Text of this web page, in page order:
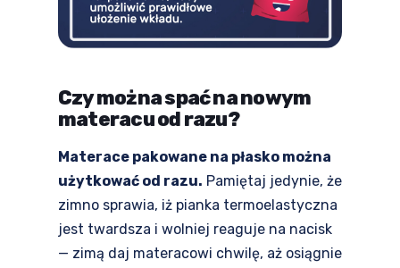
Czy można spać na nowym
materacu od razu?
Materace pakowane na płasko można
użytkować od razu. Pamiętaj jedynie, że
zimno sprawia, iż pianka termoelastyczna
jest twardsza i wolniej reaguje na nacisk
— zimą daj materacowi chwilę, aż osiągnie